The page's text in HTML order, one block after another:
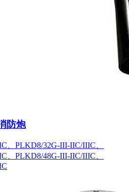
防炮
、PLKD8/32G-III-IIC/IIIC、
、PLKD8/48G-III-IIC/IIIC、